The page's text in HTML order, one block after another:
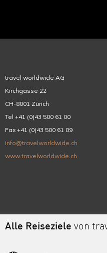
travel worldwide AG
Kirchgasse 22
CH-8001 Zürich
Tel +41 (0)43 500 61 00
Fax +41 (0)43 500 61 09
info@travelworldwide.ch
www.travelworldwide.ch
Alle Reiseziele von